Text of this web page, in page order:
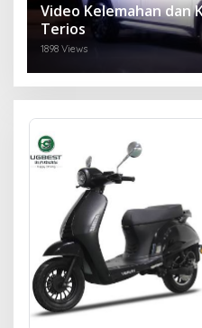
Video Kelemahan dan
Terios
1898 Views